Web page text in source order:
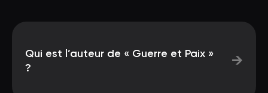
Qui est l’auteur de « Guerre et Paix »
?
→